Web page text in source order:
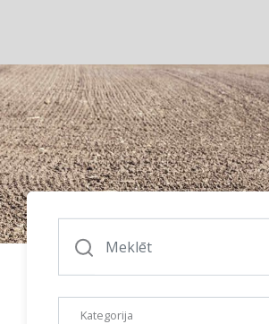
Serviss / Rezerves daļas
Noliktava
Jaunumi
Par mums
Kontakti
Kategorija